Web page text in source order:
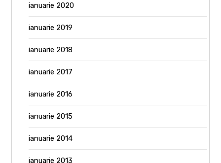
ianuarie 2020
ianuarie 2019
ianuarie 2018
ianuarie 2017
ianuarie 2016
ianuarie 2015
ianuarie 2014
ianuarie 2013